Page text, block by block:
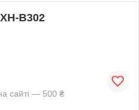
B302
сайті — 500 ₴